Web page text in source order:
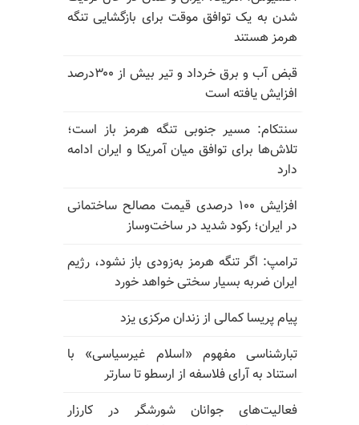
شدن به یک توافق موقت برای بازگشایی تنگه
هرمز هستند
قبض آب و برق خرداد و تیر بیش از ۳۰۰درصد
افزایش یافته است
سنتکام: مسیر جنوبی تنگه هرمز باز است؛
تلاش‌ها برای توافق میان آمریکا و ایران ادامه
دارد
افزایش ۱۰۰ درصدی قیمت مصالح ساختمانی
در ایران؛ رکود شدید در ساخت‌وساز
ترامپ: اگر تنگه هرمز به‌زودی باز نشود، رژیم
ایران ضربه بسیار سختی خواهد خورد
پیام پریسا کمالی از زندان مرکزی یزد
تبارشناسی مفهوم «اسلام غیرسیاسی» با
استناد به آرای فلاسفه از ارسطو تا سارتر
فعالیت‌های جوانان شورشگر در کارزار